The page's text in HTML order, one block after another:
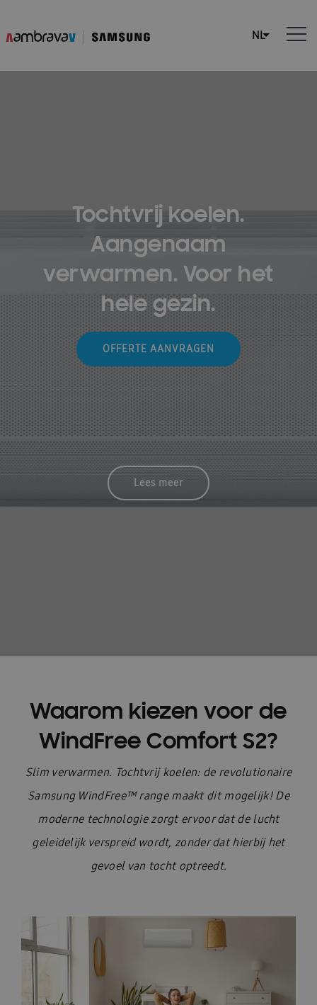
Tochtvrij koelen.
Aangenaam
verwarmen. Voor het
hele gezin.
OFFERTE AANVRAGEN
Lees meer
Waarom kiezen voor de
WindFree Comfort S2?
Slim verwarmen. Tochtvrij koelen: de revolutionaire
Samsung WindFree™ range maakt dit mogelijk! De
moderne technologie zorgt ervoor dat de lucht
geleidelijkverspreidwordt, zonder dat hierbij het
gevoel van tocht optreedt.